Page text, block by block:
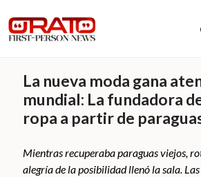
La nueva moda gana
mundial: La fundadora
ropa a partir de
Mientras recuperaba paraguas viejos,
alegría de la posibilidad llenó la sala.